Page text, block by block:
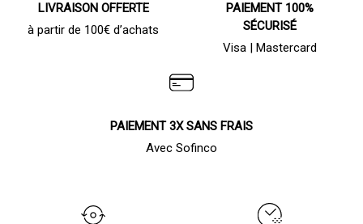
LIVRAISON OFFERTE
à partir de 100€ d’achats
PAIEMENT 100%
SÉCURISÉ
Visa | Mastercard
PAIEMENT 3X SANS FRAIS
Avec Sofinco